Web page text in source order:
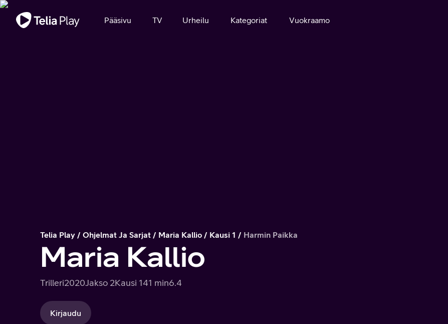
Tärkeä viesti
Pääsivu TV Urheilu Kategoriat Vuokraamo
Telia Play Ohjelmat Ja Sarjat Maria Kallio Kausi 1 Harmin Paikka
Maria Kallio
Trilleri2020Jakso 2Kausi 141 min6.4
Kirjaudu